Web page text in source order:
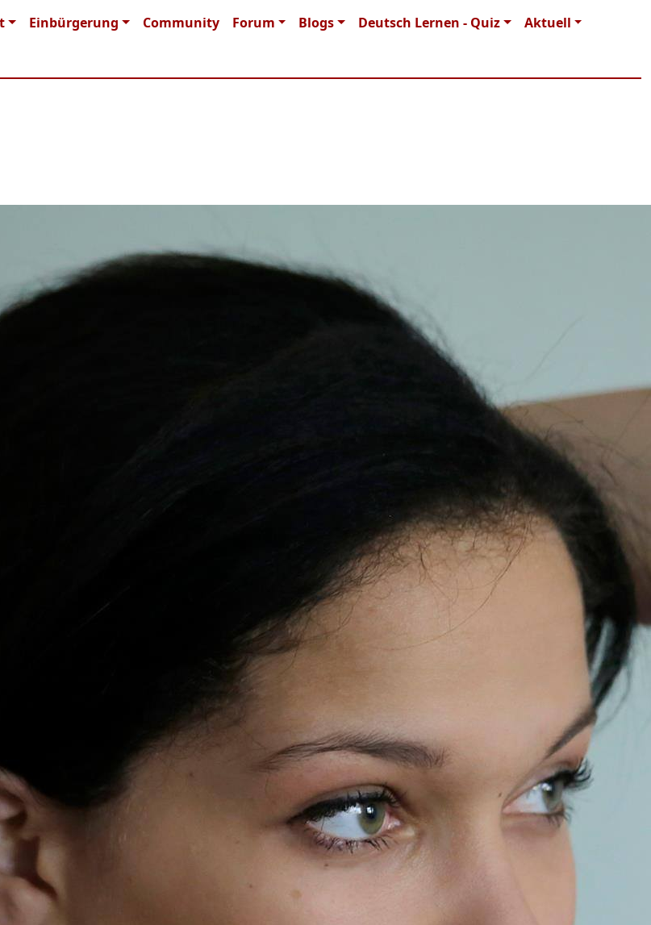
Einbürgerung Community Forum Blogs Deutsch Lernen - Quiz
Aktuell